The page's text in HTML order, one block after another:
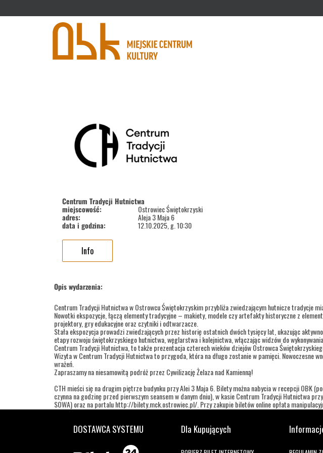
Centrum Tradycji Hutnictwa
miejscowość: Ostrowiec Świętokrzyski
adres: Aleja 3 Maja 6
data i godzina: 12.10.2025, g. 10:30
Info
Opis wydarzenia:
Centrum Tradycji Hutnictwa w Ostrowcu Świętokrzyskim przybliża zwiedzającym hutnicze tradycje
Nowotki ekspozycje, łączą elementy tradycyjne – makiety, modele czy artefakty historyczne z
projektory, gry edukacyjne oraz czytniki i odtwarzacze.
Stała ekspozycja prowadzi zwiedzających przez historię ostatnich dwóch tysięcy lat, ukazując
etapy rozwoju świętokrzyskiego hutnictwa, węglarstwa i kolejnictwa, włączając widzów do
Centrum Tradycji Hutnictwa, to także prezentacja czterech wieków dziejów Ostrowca
Wizyta w Centrum Tradycji Hutnictwa to przygoda, która na długo zostanie w pamięci. Nowoczesne
wrażeń.
Zapraszamy na niesamowitą podróż przez Cywilizację Żelaza nad Kamienną!
CTH mieści się na drugim piętrze budynku przy Alei 3 Maja 6. Bilety można nabycia w recepcji OBK
czynna na godzinę przed pierwszym seansem w danym dniu), w kasie Centrum Tradycji Hutnictwa
SOWA) oraz na portalu http://bilety.mck.ostrowiec.pl/. Przy zakupie biletów online opłata
DOSTAWCA SYSTEMU Dla Kupujących